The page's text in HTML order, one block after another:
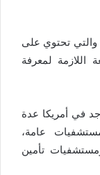
تحتوي على
اللازمة لمعرفة
في أمريكا عدة
عامة،
تأمين